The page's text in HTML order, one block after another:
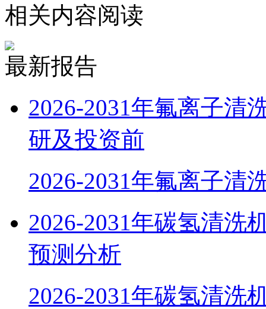
相关内容阅读
最新报告
2026-2031年氟离子清
研及投资前
2026-2031年氟离子清
2026-2031年碳氢清洗
预测分析
2026-2031年碳氢清洗